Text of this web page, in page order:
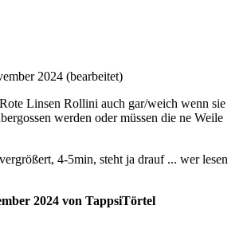
2024 (bearbeitet)
Linsen Rollini auch gar/weich wenn sie
werden oder müssen die ne Weile
4-5min, steht ja drauf ... wer lesen
2024 von TappsiTörtel